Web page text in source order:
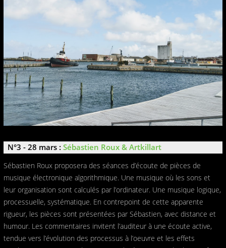
N°3 - 28 mars : Sébastien Roux & Artkillart
Sébastien Roux proposera des séances d’écoute de pièces de
musique électronique algorithmique. Une musique où les sons et
leur organisation sont calculés par l’ordinateur. Une musique logique,
processuelle, systématique. En contrepoint de cette apparente
rigueur, les pièces sont présentées par Sébastien, avec distance et
humour. Les commentaires invitent l’auditeur à une écoute active,
tendue vers l’évolution des processus à l’oeuvre et les effets